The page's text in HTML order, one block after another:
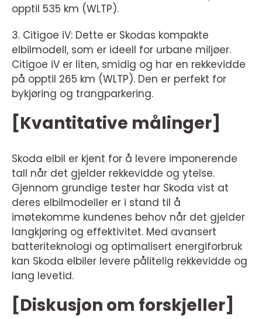
opptil 535 km (WLTP).
3. Citigoe iV: Dette er Skodas kompakte
elbilmodell, som er ideell for urbane miljøer.
Citigoe iV er liten, smidig og har en rekkevidde
på opptil 265 km (WLTP). Den er perfekt for
bykjøring og trangparkering.
[Kvantitative målinger]
Skoda elbil er kjent for å levere imponerende
tall når det gjelder rekkevidde og ytelse.
Gjennom grundige tester har Skoda vist at
deres elbilmodeller er i stand til å
imøtekomme kundenes behov når det gjelder
langkjøring og effektivitet. Med avansert
batteriteknologi og optimalisert energiforbruk
kan Skoda elbiler levere pålitelig rekkevidde og
lang levetid.
[Diskusjon om forskjeller]